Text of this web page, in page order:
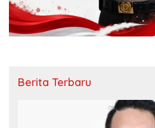
Berita Terbaru